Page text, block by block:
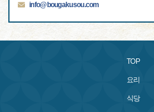
info@bougakusou.com
TOP
요리
식당